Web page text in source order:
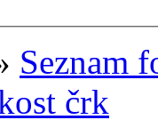
Seznam
črk